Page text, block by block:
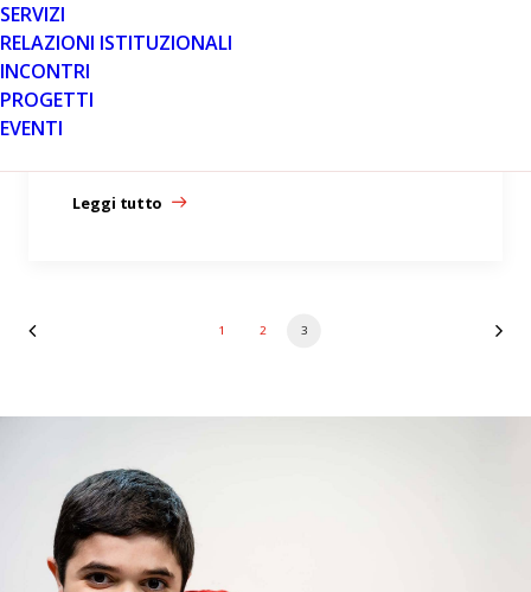
SERVIZI
RELAZIONI ISTITUZIONALI
INCONTRI
PROGETTI
EVENTI
L’evento contribuirà a sostenere un progetto
di fisioterapia per bambini e ragazzi con la
distrofia muscolare di Duchenne e Becker
Leggi tutto
1 2 3